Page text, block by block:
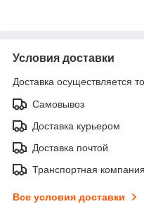
Условия доставки
Доставка осуществляется
Самовывоз
Доставка курьером
Доставка почтой
Транспортная компания
Все условия доставки